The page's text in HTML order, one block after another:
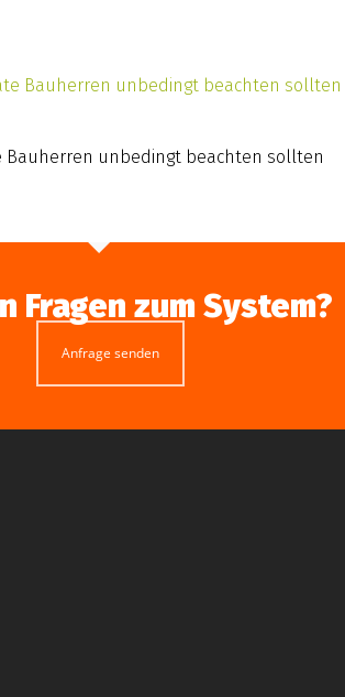
Bauherren unbedingt beachten sollten
Fragen zum System?
Anfrage senden